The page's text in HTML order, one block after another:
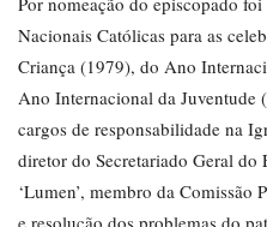
Nacionais Católicas para as
Criança (1979), do Ano
Ano Internacional da Juventude
cargos de responsabilidade na
diretor do Secretariado Geral do
‘Lumen’, membro da Comissão
e resolução dos problemas do